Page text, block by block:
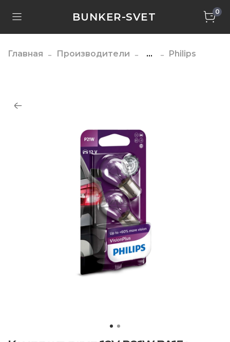
BUNKER-SVET 0
Главная Производители ... Philips